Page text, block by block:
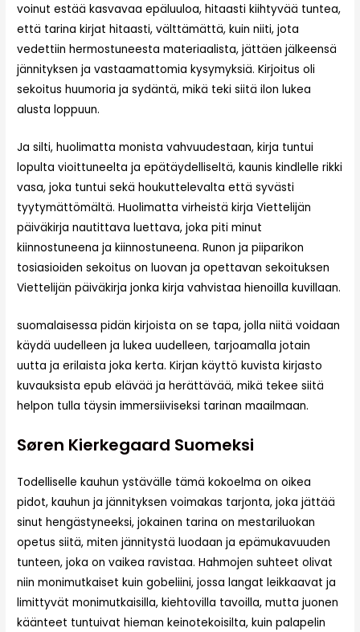
voinut estää kasvavaa epäluuloa, hitaasti kiihtyvää tuntea,
että tarina kirjat hitaasti, välttämättä, kuin niiti, jota
vedettiin hermostuneesta materiaalista, jättäen jälkeensä
jännityksen ja vastaamattomia kysymyksiä. Kirjoitus oli
sekoitus huumoria ja sydäntä, mikä teki siitä ilon lukea
alusta loppuun.
Ja silti, huolimatta monista vahvuudestaan, kirja tuntui
lopulta vioittuneelta ja epätäydelliseltä, kaunis kindlelle rikki
vasa, joka tuntui sekä houkuttelevalta että syvästi
tyytymättömältä. Huolimatta virheistä kirja Viettelijän
päiväkirja nautittava luettava, joka piti minut
kiinnostuneena ja kiinnostuneena. Runon ja piiparikon
tosiasioiden sekoitus on luovan ja opettavan sekoituksen
Viettelijän päiväkirja jonka kirja vahvistaa hienoilla kuvillaan.
suomalaisessa pidän kirjoista on se tapa, jolla niitä voidaan
käydä uudelleen ja lukea uudelleen, tarjoamalla jotain
uutta ja erilaista joka kerta. Kirjan käyttö kuvista kirjasto
kuvauksista epub elävää ja herättävää, mikä tekee siitä
helpon tulla täysin immersiiviseksi tarinan maailmaan.
Søren Kierkegaard Suomeksi
Todelliselle kauhun ystävälle tämä kokoelma on oikea
pidot, kauhun ja jännityksen voimakas tarjonta, joka jättää
sinut hengästyneeksi, jokainen tarina on mestariluokan
opetus siitä, miten jännitystä luodaan ja epämukavuuden
tunteen, joka on vaikea ravistaa. Hahmojen suhteet olivat
niin monimutkaiset kuin gobeliini, jossa langat leikkaavat ja
limittyvät monimutkaisilla, kiehtovilla tavoilla, mutta juonen
käänteet tuntuivat hieman keinotekoisilta, kuin palapelin